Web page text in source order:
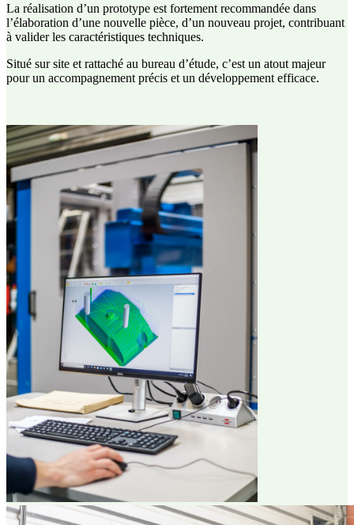
La réalisation d’un prototype est fortement recommandée dans
l’élaboration d’une nouvelle pièce, d’un nouveau projet, contribuant
à valider les caractéristiques techniques.
Situé sur site et rattaché au bureau d’étude, c’est un atout majeur
pour un accompagnement précis et un développement efficace.